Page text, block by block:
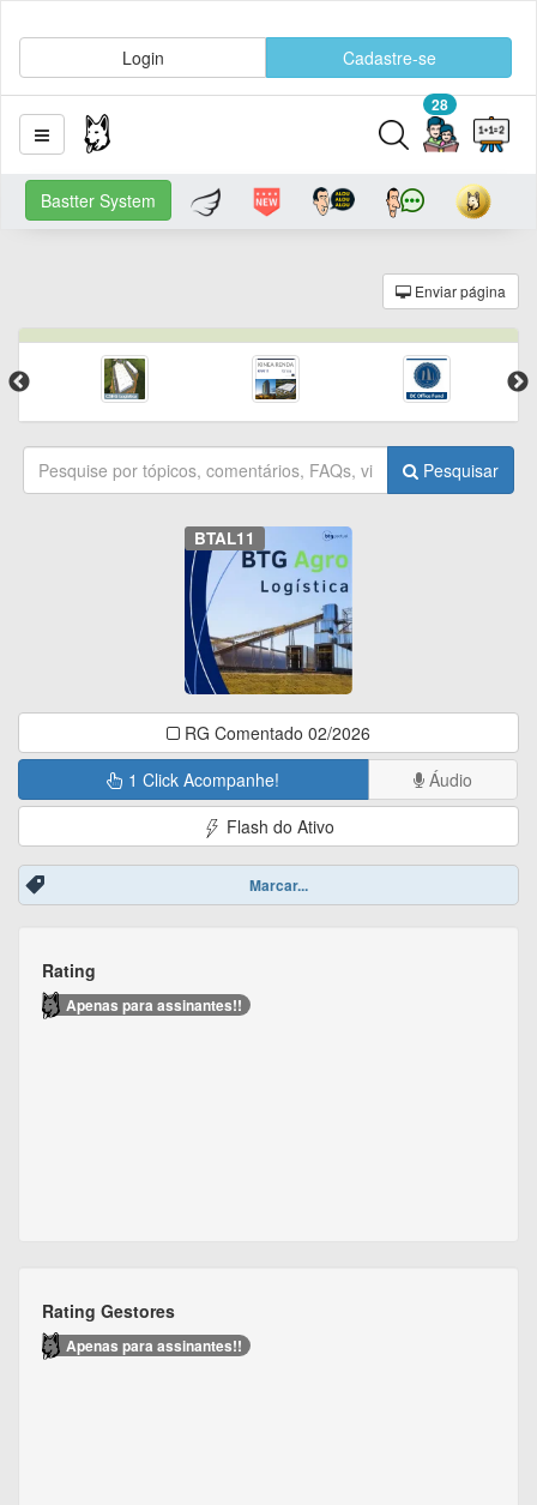
Login Cadastre-se
28
Bastter System
Enviar página
Pesquisar
BTAL11
RG Comentado 02/2026
1 Click Acompanhe!
Áudio
Flash do Ativo
Marcar...
Rating
Apenas para assinantes!!
Rating Gestores
Apenas para assinantes!!